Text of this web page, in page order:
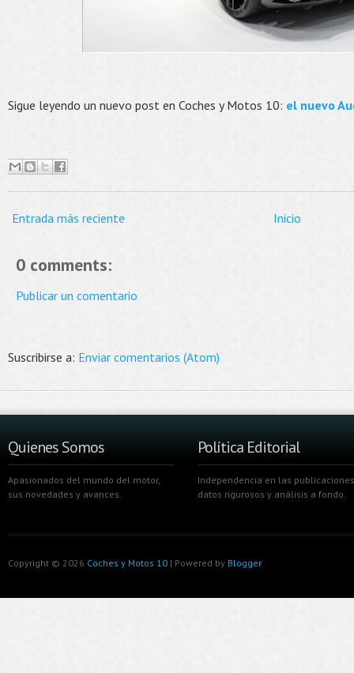
Sigue leyendo un nuevo post en Coches y Motos 10: el nuevo
Entrada más reciente Inicio
0 comments:
Publicar un comentario
Suscribirse a: Enviar comentarios (Atom)
Quienes Somos
Apasionados del mundo del motor,
sus novedades y avances.
Política Editorial
Independencia en las
datos rigurosos y análisis a fondo.
Copyright © 2026 Coches y Motos 10 | Powered by Blogger